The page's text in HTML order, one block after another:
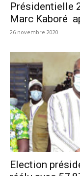
Présidentielle
Marc Kaboré
26 novembre 2020
Election